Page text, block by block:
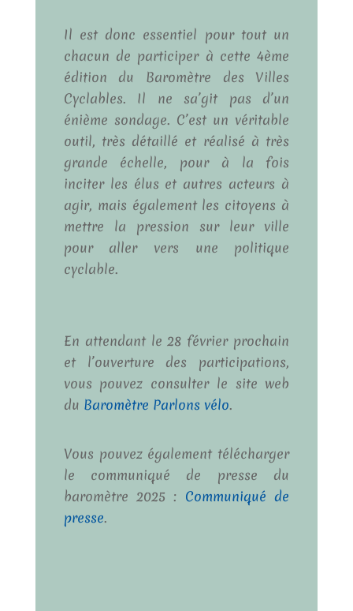
Il est donc essentiel pour tout un
chacun de participer à cette 4ème
édition du Baromètre des Villes
Cyclables. Il ne sa’git pas d’un
énième sondage. C’est un véritable
outil, très détaillé et réalisé à très
grande échelle, pour à la fois
inciter les élus et autres acteurs à
agir, mais également les citoyens à
mettre la pression sur leur ville
pour aller vers une politique
cyclable.
En attendant le 28 février prochain
et l’ouverture des participations,
vous pouvez consulter le site web
du Baromètre Parlons vélo.
Vous pouvez également télécharger
le communiqué de presse du
baromètre 2025 : Communiqué de
presse.